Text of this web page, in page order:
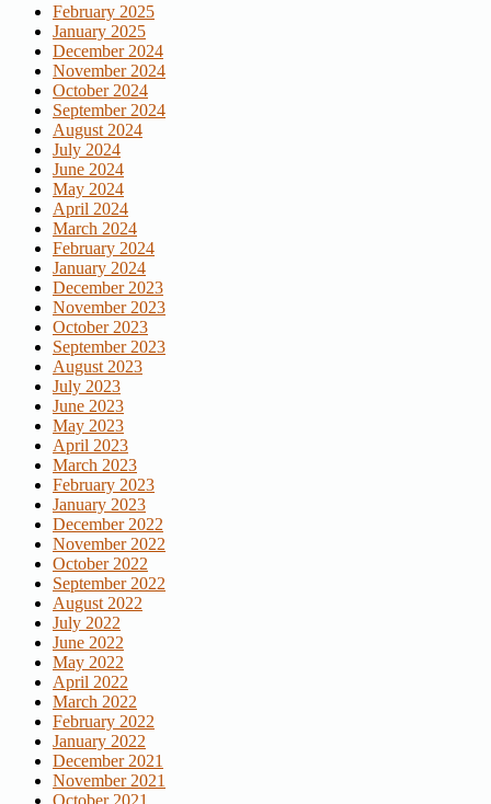
February 2025
January 2025
December 2024
November 2024
October 2024
September 2024
August 2024
July 2024
June 2024
May 2024
April 2024
March 2024
February 2024
January 2024
December 2023
November 2023
October 2023
September 2023
August 2023
July 2023
June 2023
May 2023
April 2023
March 2023
February 2023
January 2023
December 2022
November 2022
October 2022
September 2022
August 2022
July 2022
June 2022
May 2022
April 2022
March 2022
February 2022
January 2022
December 2021
November 2021
October 2021